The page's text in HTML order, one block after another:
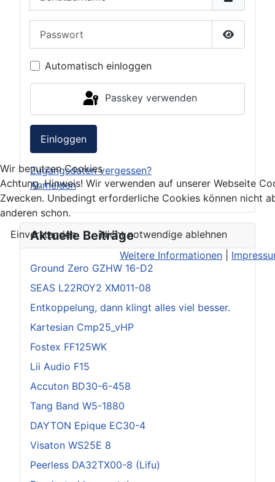
Passwort
Automatisch einloggen
Passkey verwenden
Einloggen
Zugangsdaten vergessen?
Anmelden
Aktuelle Beiträge
Ground Zero GZHW 16-D2
SEAS L22ROY2 XM011-08
Entkoppelung, dann klingt alles viel besser.
Kartesian Cmp25_vHP
Fostex FF125WK
Lii Audio F15
Accuton BD30-6-458
Tang Band W5-1880
DAYTON Epique EC30-4
Visaton WS25E 8
Peerless DA32TX00-8 (Lifu)
Wir benutzen Cookies
Achtung, Hinweis! Wir verwenden auf unserer Webseite
Zwecken. Unbedingt erforderliche Cookies können nicht
anderen schon.
Einverstanden
Nicht notwendige ablehnen
Weitere Informationen